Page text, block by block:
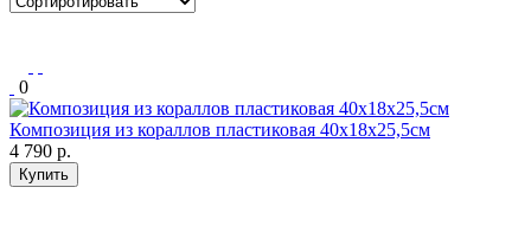
0
Композиция из кораллов пластиковая 40х18х25,5см
4 790 р.
Купить